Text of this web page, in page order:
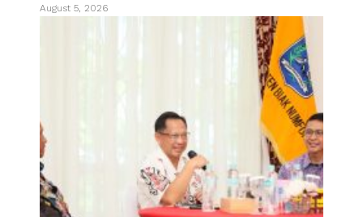
August 5, 2026